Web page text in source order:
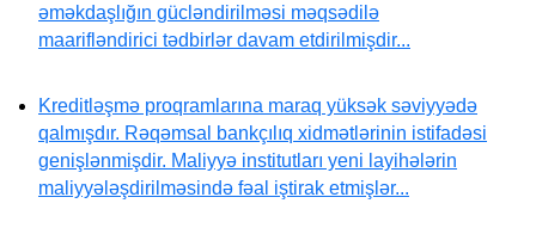
əməkdaşlığın gücləndirilməsi məqsədilə
maarifləndirici tədbirlər davam etdirilmişdir...
Kreditləşmə proqramlarına maraq yüksək səviyyədə
qalmışdır. Rəqəmsal bankçılıq xidmətlərinin istifadəsi
genişlənmişdir. Maliyyə institutları yeni layihələrin
maliyyələşdirilməsində fəal iştirak etmişlər...